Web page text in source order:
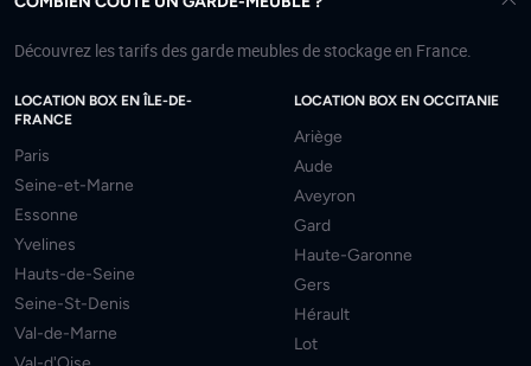
Découvrez les tarifs des garde meubles de stockage en France.
LOCATION BOX EN ÎLE-DE-
FRANCE
Paris
Seine-et-Marne
Essonne
Yvelines
Hauts-de-Seine
Seine-St-Denis
Val-de-Marne
LOCATION BOX EN OCCITANIE
Ariège
Aude
Aveyron
Gard
Haute-Garonne
Gers
Hérault
Lot